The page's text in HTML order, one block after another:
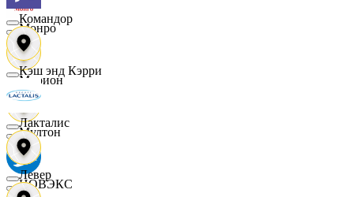
Монро
Морион
Мултон
НОВЭКС
Командор
Кэш энд Кэрри
Лакталис
Левер